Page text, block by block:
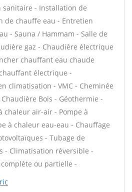
- Installation de
de chauffe eau - Entretien
- Sauna / Hammam - Salle de
gaz - Chaudière électrique
chauffant eau chaude
électrique -
climatisation - VMC - Cheminée
Bois - Géothermie -
chaleur air-air - Pompe à
à chaleur eau-eau - Chauffage
- Tubage de
- Climatisation réversible -
ou partielle -